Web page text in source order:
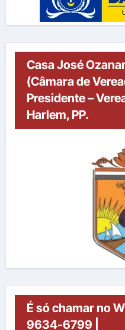
Casa José
(Câmara de
Presidente –
Harlem, PP.
É só chamar no
9634-6799 |